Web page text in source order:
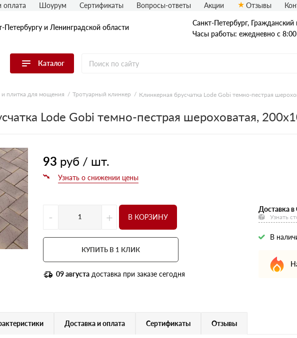
Петербургу и Ленинградской области
Санкт-Петербург,
Часы работы: ежедневно с
Каталог
кирпич
камень, декор
Рядовой кирпич
Полнотелый
оплата Шоурум Сертификаты Вопросы-ответы Акции Отзывы
и плитка для мощения Тротуарный клинкер Клинкерная брусчатка Lode Gobi темно-пестрая
Lode Gobi темно-пестрая шероxоватая,
93 руб / шт.
- + В КОРЗИНУ
КУПИТЬ В 1 КЛИК
09 августа доставка при заказе сегодня
Доставка в
Узнать
В
Доставка и оплата Сертификаты Отзывы